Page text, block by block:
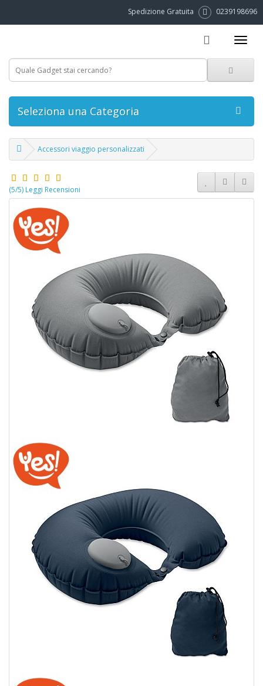
Spedizione Gratuita 0239198696
Seleziona una Categoria
Accessori viaggio personalizzati
(5/5) Leggi Recensioni